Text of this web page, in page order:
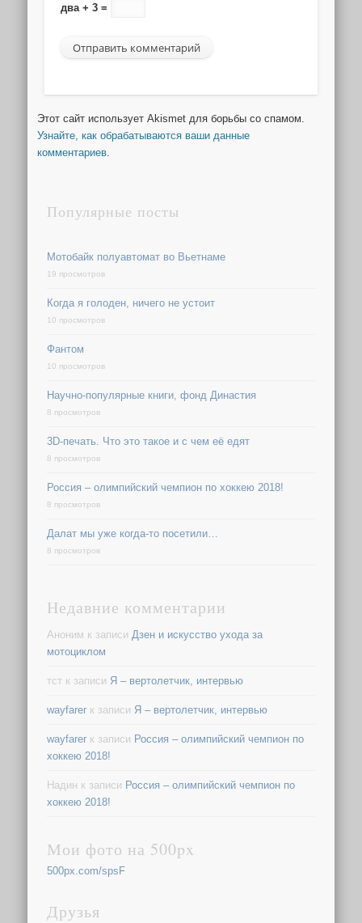
два + 3 =
Этот сайт использует Akismet для борьбы со спамом.
Узнайте, как обрабатываются ваши данные
комментариев.
Популярные посты
Мотобайк полуавтомат во Вьетнаме
19 просмотров
Когда я голоден, ничего не устоит
10 просмотров
Фантом
10 просмотров
Научно-популярные книги, фонд Династия
8 просмотров
3D-печать. Что это такое и с чем её едят
8 просмотров
Россия – олимпийский чемпион по хоккею 2018!
8 просмотров
Далат мы уже когда-то посетили…
8 просмотров
Недавние комментарии
Аноним к записиДзен и искусство ухода за
мотоциклом
тст к записи Я – вертолетчик, интервью
wayfarer к записи Я – вертолетчик, интервью
wayfarer к записи Россия – олимпийский чемпион по
хоккею 2018!
Надин к записи Россия – олимпийский чемпион по
хоккею 2018!
Мои фото на 500px
500px.com/spsF
Друзья